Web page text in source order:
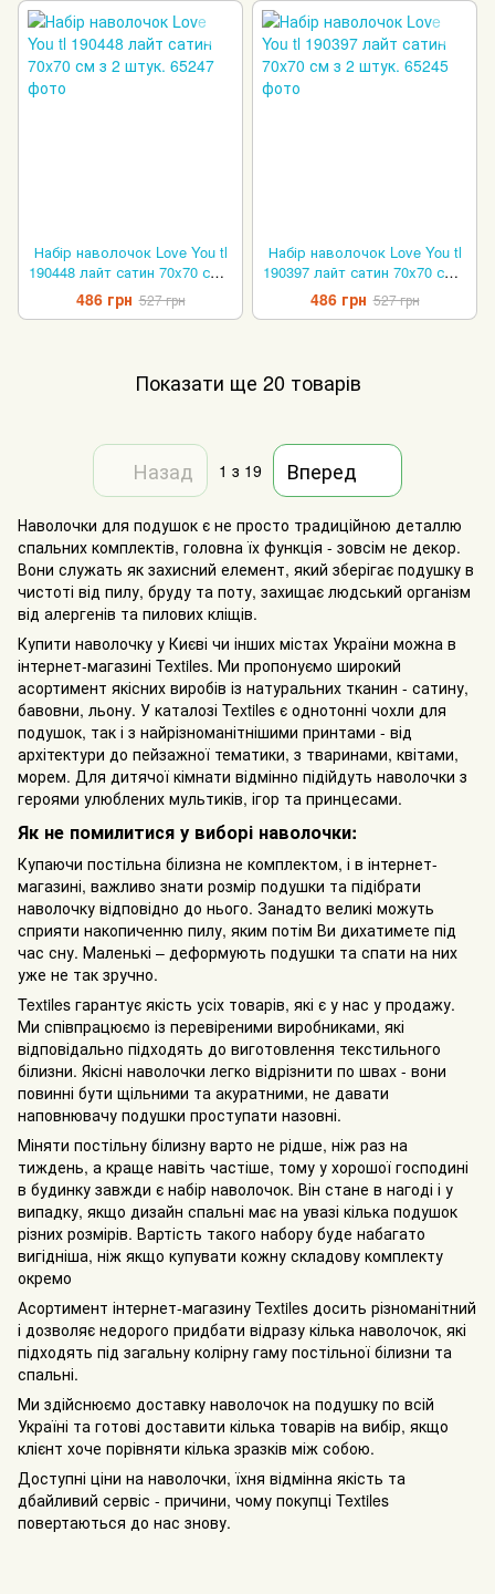
Набір наволочок Love You tl
190448 лайт сатин 70x70 см з
2 штук.
486 грн 527 грн
Набір наволочок Love You tl
190397 лайт сатин 70x70 см з
2 штук.
486 грн 527 грн
Показати ще 20 товарів
Назад 1 з 19 Вперед
Наволочки для подушок є не просто традиційною деталлю
спальних комплектів, головна їх функція - зовсім не декор.
Вони служать як захисний елемент, який зберігає подушку в
чистоті від пилу, бруду та поту, захищає людський організм
від алергенів та пилових кліщів.
Купити наволочку у Києві чи інших містах України можна в
інтернет-магазині Textiles. Ми пропонуємо широкий
асортимент якісних виробів із натуральних тканин - сатину,
бавовни, льону. У каталозі Textiles є однотонні чохли для
подушок, так і з найрізноманітнішими принтами - від
архітектури до пейзажної тематики, з тваринами, квітами,
морем. Для дитячої кімнати відмінно підійдуть наволочки з
героями улюблених мультиків, ігор та принцесами.
Як не помилитися у виборі наволочки:
Купаючи постільна білизна не комплектом, і в інтернет-
магазині, важливо знати розмір подушки та підібрати
наволочку відповідно до нього. Занадто великі можуть
сприяти накопиченню пилу, яким потім Ви дихатимете під
час сну. Маленькі – деформують подушки та спати на них
уже не так зручно.
Textiles гарантує якість усіх товарів, які є у нас у продажу.
Ми співпрацюємо із перевіреними виробниками, які
відповідально підходять до виготовлення текстильного
білизни. Якісні наволочки легко відрізнити по швах - вони
повинні бути щільними та акуратними, не давати
наповнювачу подушки проступати назовні.
Міняти постільну білизну варто не рідше, ніж раз на
тиждень, а краще навіть частіше, тому у хорошої господині
в будинку завжди є набір наволочок. Він стане в нагоді і у
випадку, якщо дизайн спальні має на увазі кілька подушок
різних розмірів. Вартість такого набору буде набагато
вигідніша, ніж якщо купувати кожну складову комплекту
окремо
Асортимент інтернет-магазину Textiles досить різноманітний
і дозволяє недорого придбати відразу кілька наволочок, які
підходять під загальну колірну гаму постільної білизни та
спальні.
Ми здійснюємо доставку наволочок на подушку по всій
Україні та готові доставити кілька товарів на вибір, якщо
клієнт хоче порівняти кілька зразків між собою.
Доступні ціни на наволочки, їхня відмінна якість та
дбайливий сервіс - причини, чому покупці Textiles
повертаються до нас знову.